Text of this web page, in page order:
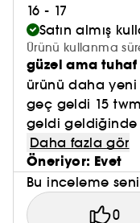
16 - 17
Satın almış
Ürünü kullanma
güzel ama tuhaf
ürünü daha
geç geldi 15
geldi geldiğinde
Daha fazla gör
Öneriyor: Evet
Bu inceleme
0